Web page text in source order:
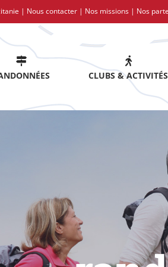
| Nous contacter | Nos missions | Nos
CLUBS & ACTIVITÉS